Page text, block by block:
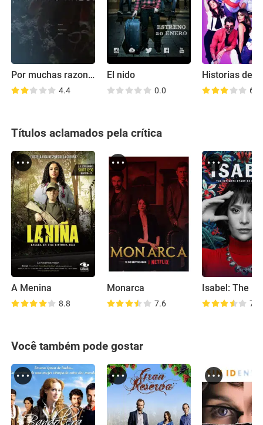
Por muchas razones
4.4
El nido
0.0 6.5
Títulos aclamados pela crítica
A Menina
8.8
Monarca
7.6 7.4
Você também pode gostar